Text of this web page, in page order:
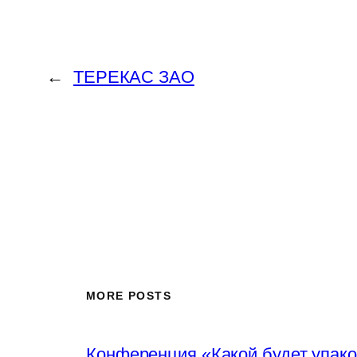
← ТЕРЕКАС ЗАО
MORE POSTS